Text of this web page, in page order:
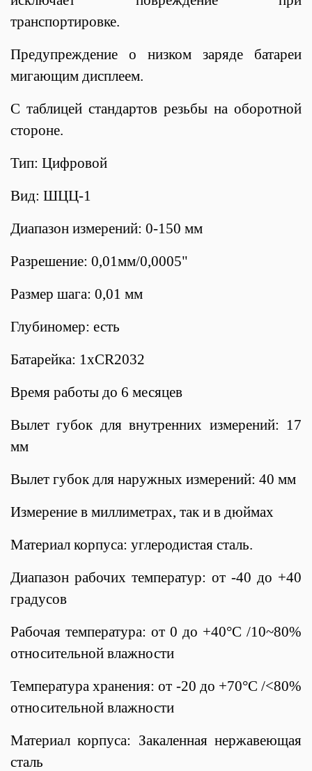
транспортировке.
Предупреждение о низком заряде батареи
мигающим дисплеем.
С таблицей стандартов резьбы на оборотной
стороне.
Тип: Цифровой
Вид: ШЦЦ-1
Диапазон измерений: 0-150 мм
Разрешение: 0,01мм/0,0005"
Размер шага: 0,01 мм
Глубиномер: есть
Батарейка: 1хCR2032
Время работы до 6 месяцев
Вылет губок для внутренних измерений: 17
мм
Вылет губок для наружных измерений: 40 мм
Измерение в миллиметрах, так и в дюймах
Материал корпуса: углеродистая сталь.
Диапазон рабочих температур: от -40 до +40
градусов
Рабочая температура: от 0 до +40°С /10~80%
относительной влажности
Температура хранения: от -20 до +70°С /<80%
относительной влажности
Материал корпуса: Закаленная нержавеющая
сталь